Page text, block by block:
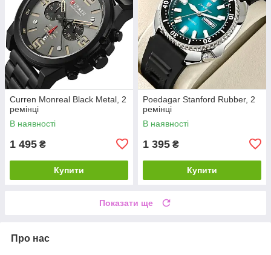
Curren Monreal Black Metal, 2
ремінці
В наявності
1 495 ₴
Купити
Poedagar Stanford Rubber, 2
ремінці
В наявності
1 395 ₴
Купити
Показати ще
Про нас